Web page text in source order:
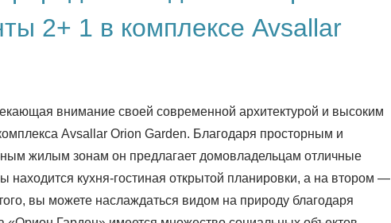
2+ 1 в комплексе Avsallar
внимание своей современной архитектурой и высоким
Avsallar Orion Garden. Благодаря просторным и
жилым зонам он предлагает домовладельцам отличные
кухня-гостиная открытой планировки, а на втором —
вы можете наслаждаться видом на природу благодаря